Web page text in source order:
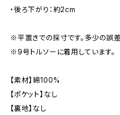
・後ろ下がり：約2cm
※平置きでの採寸です。多少の誤差
※9号トルソーに着用しています。
【素材】綿100%
【ポケット】なし
【裏地】なし